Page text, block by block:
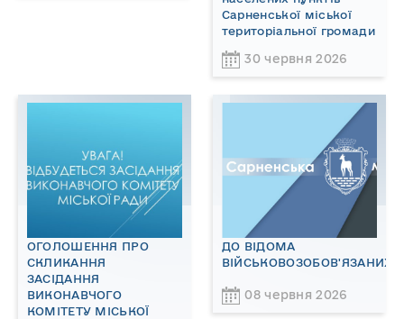
Сарненської міської
територіальної громади
30 червня 2026
ОГОЛОШЕННЯ ПРО
СКЛИКАННЯ
ЗАСІДАННЯ
ВИКОНАВЧОГО
КОМІТЕТУ МІСЬКОЇ
ДО ВІДОМА
ВІЙСЬКОВОЗОБОВ'ЯЗАНИХ!
08 червня 2026